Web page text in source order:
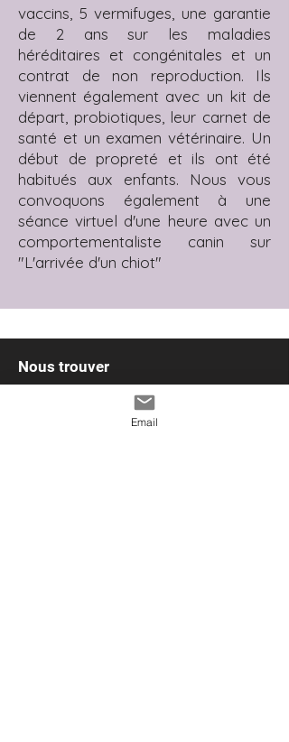
vaccins, 5 vermifuges, une garantie
de 2 ans sur les maladies
héréditaires et congénitales et un
contrat de non reproduction. Ils
viennent également avec un kit de
départ, probiotiques, leur carnet de
santé et un examen vétérinaire. Un
début de propreté et ils ont été
habitués aux enfants. Nous vous
convoquons également à une
séance virtuel d'une heure avec un
comportementaliste canin sur
"L'arrivée d'un chiot"
Nous trouver
Email